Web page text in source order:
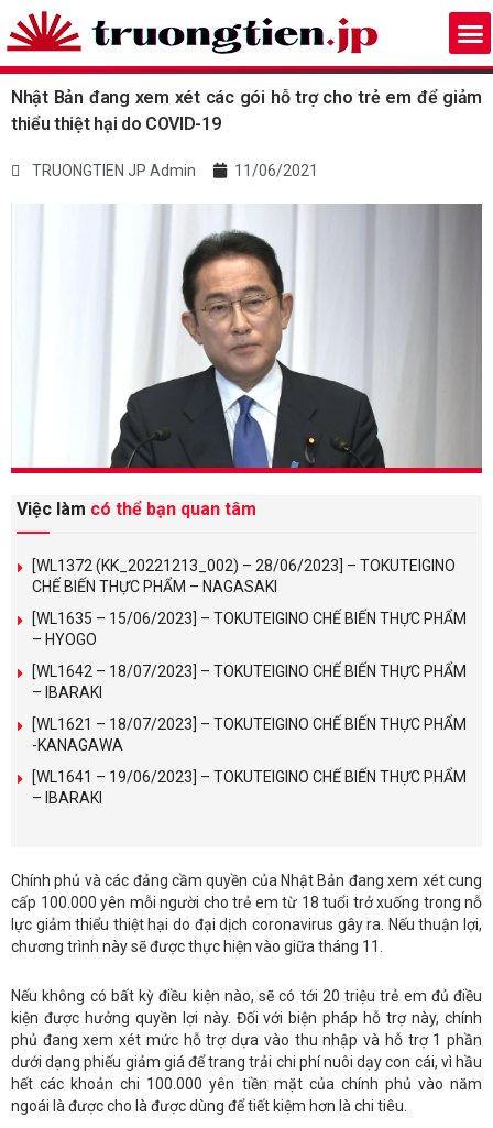
Nhật Bản đang xem xét các gói hỗ trợ cho trẻ em để giảm
thiểu thiệt hại do COVID-19
TRUONGTIEN JP Admin 11/06/2021
Việc làm có thể bạn quan tâm
[WL1372 (KK_20221213_002) – 28/06/2023] – TOKUTEIGINO
CHẾ BIẾN THỰC PHẨM – NAGASAKI
[WL1635 – 15/06/2023] – TOKUTEIGINO CHẾ BIẾN THỰC PHẨM
– HYOGO
[WL1642 – 18/07/2023] – TOKUTEIGINO CHẾ BIẾN THỰC PHẨM
– IBARAKI
[WL1621 – 18/07/2023] – TOKUTEIGINO CHẾ BIẾN THỰC PHẨM
-KANAGAWA
[WL1641 – 19/06/2023] – TOKUTEIGINO CHẾ BIẾN THỰC PHẨM
– IBARAKI
Chính phủ và các đảng cầm quyền của Nhật Bản đang xem xét cung
cấp 100.000 yên mỗi người cho trẻ em từ 18 tuổi trở xuống trong nỗ
lực giảm thiểu thiệt hại do đại dịch coronavirus gây ra. Nếu thuận lợi,
chương trình này sẽ được thực hiện vào giữa tháng 11.
Nếu không có bất kỳ điều kiện nào, sẽ có tới 20 triệu trẻ em đủ điều
kiện được hưởng quyền lợi này. Đối với biện pháp hỗ trợ này, chính
phủ đang xem xét mức hỗ trợ dựa vào thu nhập và hỗ trợ 1 phần
dưới dạng phiếu giảm giá để trang trải chi phí nuôi dạy con cái, vì hầu
hết các khoản chi 100.000 yên tiền mặt của chính phủ vào năm
ngoái là được cho là được dùng để tiết kiệm hơn là chi tiêu.